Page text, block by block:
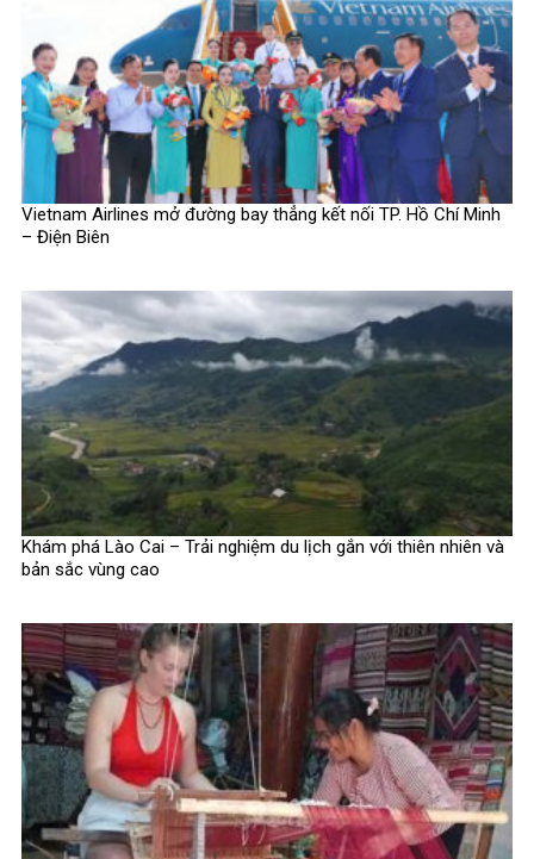
Vietnam Airlines mở đường bay thẳng kết nối TP. Hồ Chí Minh
– Điện Biên
Khám phá Lào Cai – Trải nghiệm du lịch gắn với thiên nhiên và
bản sắc vùng cao